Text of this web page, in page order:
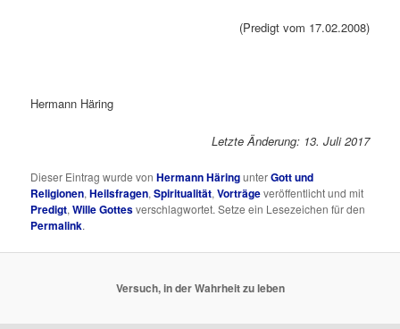
(Predigt vom 17.02.2008)
Hermann Häring
Letzte Änderung: 13. Juli 2017
Dieser Eintrag wurde vonHermann HäringunterGott und
Religionen,Heilsfragen,Spiritualität,Vorträgeveröffentlicht und mit
Predigt,Wille Gottesverschlagwortet. Setze ein Lesezeichen für den
Permalink.
Versuch, in der Wahrheit zu leben